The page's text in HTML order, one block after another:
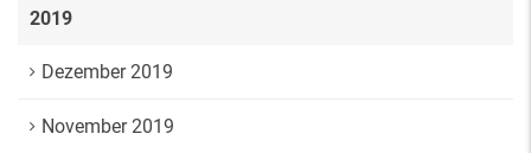
2019
Dezember 2019
November 2019